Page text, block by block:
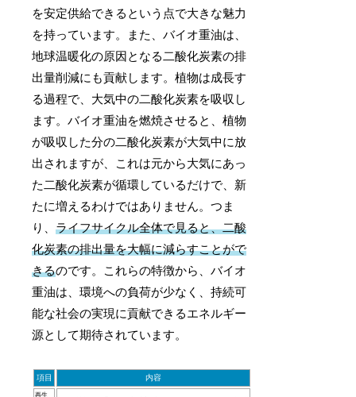
を安定供給できるという点で大きな魅力
を持っています。また、バイオ重油は、
地球温暖化の原因となる二酸化炭素の排
出量削減にも貢献します。植物は成長す
る過程で、大気中の二酸化炭素を吸収し
ます。バイオ重油を燃焼させると、植物
が吸収した分の二酸化炭素が大気中に放
出されますが、これは元から大気にあっ
た二酸化炭素が循環しているだけで、新
たに増えるわけではありません。つま
り、ライフサイクル全体で見ると、二酸
化炭素の排出量を大幅に減らすことがで
きるのです。これらの特徴から、バイオ
重油は、環境への負荷が少なく、持続可
能な社会の実現に貢献できるエネルギー
源として期待されています。
項目 内容
再生